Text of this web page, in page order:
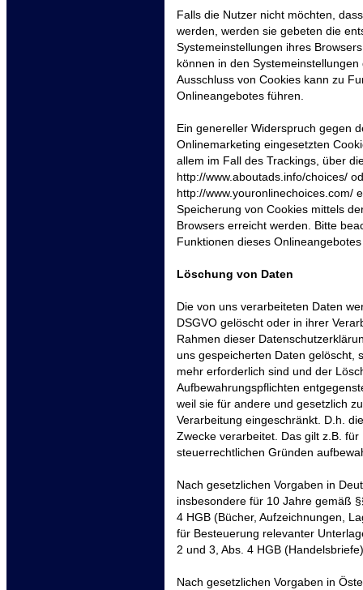
Falls die Nutzer nicht möchten,
werden, werden sie gebeten die
Systemeinstellungen ihres
können in den
Ausschluss von Cookies kann zu
Onlineangebotes führen.
Ein genereller Widerspruch gegen
Onlinemarketing eingesetzten
allem im Fall des Trackings, über
http://www.aboutads.info/choices/
http://www.youronlinechoices.com/
Speicherung von Cookies mittels
Browsers erreicht werden. Bitte
Funktionen dieses
Löschung von Daten
Die von uns verarbeiteten Daten
DSGVO gelöscht oder in ihrer
Rahmen dieser
uns gespeicherten Daten gelöscht,
mehr erforderlich sind und der
Aufbewahrungspflichten
weil sie für andere und gesetzlich
Verarbeitung eingeschränkt. D.h.
Zwecke verarbeitet. Das gilt z.B.
steuerrechtlichen Gründen
Nach gesetzlichen Vorgaben in
insbesondere für 10 Jahre gemäß
4 HGB (Bücher, Aufzeichnungen,
für Besteuerung relevanter
2 und 3, Abs. 4 HGB
Nach gesetzlichen Vorgaben in